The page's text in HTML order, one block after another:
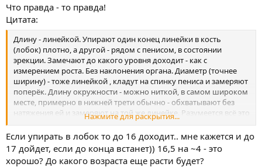
Что правда - то правда!
Цитата:
Длину - линейкой. Упирают один конец линейки в кость
(лобок) плотно, а другой - рядом с пенисом, в состоянии
эрекции. Замечают до какого уровня доходит - как с
измерением роста. Без наклонения органа. Диаметр (точнее
ширину) - тоже линейкой , кладут на спинку пениса и замеряют
поперёк. Длину окружности - можно ниткой, в самом широком
месте, примерно в нижней трети обычно - обхватывают без
натяжения ей и замеряют на той же линейке. Разумеется всё это
- только на эрегированном пенисе! В спокойном состоянии -
его размеры не волнуют, да и отличаться они могут в
несколько раз.
Нажмите для раскрытия...
Если упирать в лобок то до 16 доходит.. мне кажется и до
17 дойдет, если до конца встанет)) 16,5 на ~4 - это
хорошо? До какого возраста еще расти будет?